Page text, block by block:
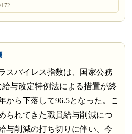
スパイレス指数は、国家公務
与改定特例法による措置が終
から下落して96.5となった。こ
られてきた職員給与削減につ
与削減の打ち切りに伴い、今